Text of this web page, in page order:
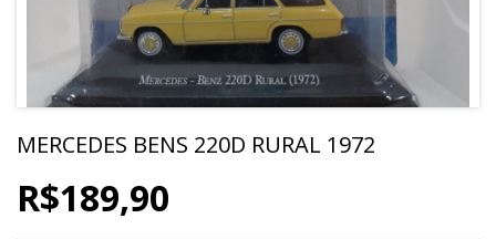
MERCEDES BENS 220D RURAL 1972
R$189,90